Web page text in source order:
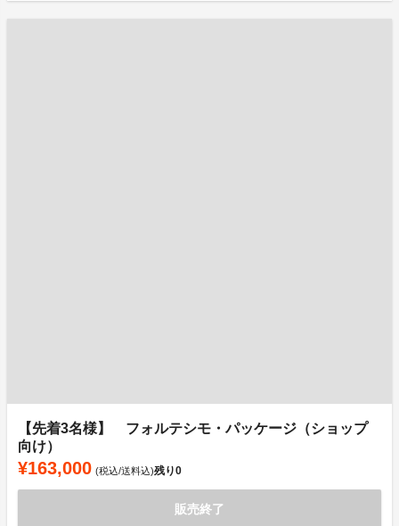
【先着3名様】 フォルテシモ・パッケージ（ショップ
向け）
¥163,000 (税込/送料込)残り0
販売終了